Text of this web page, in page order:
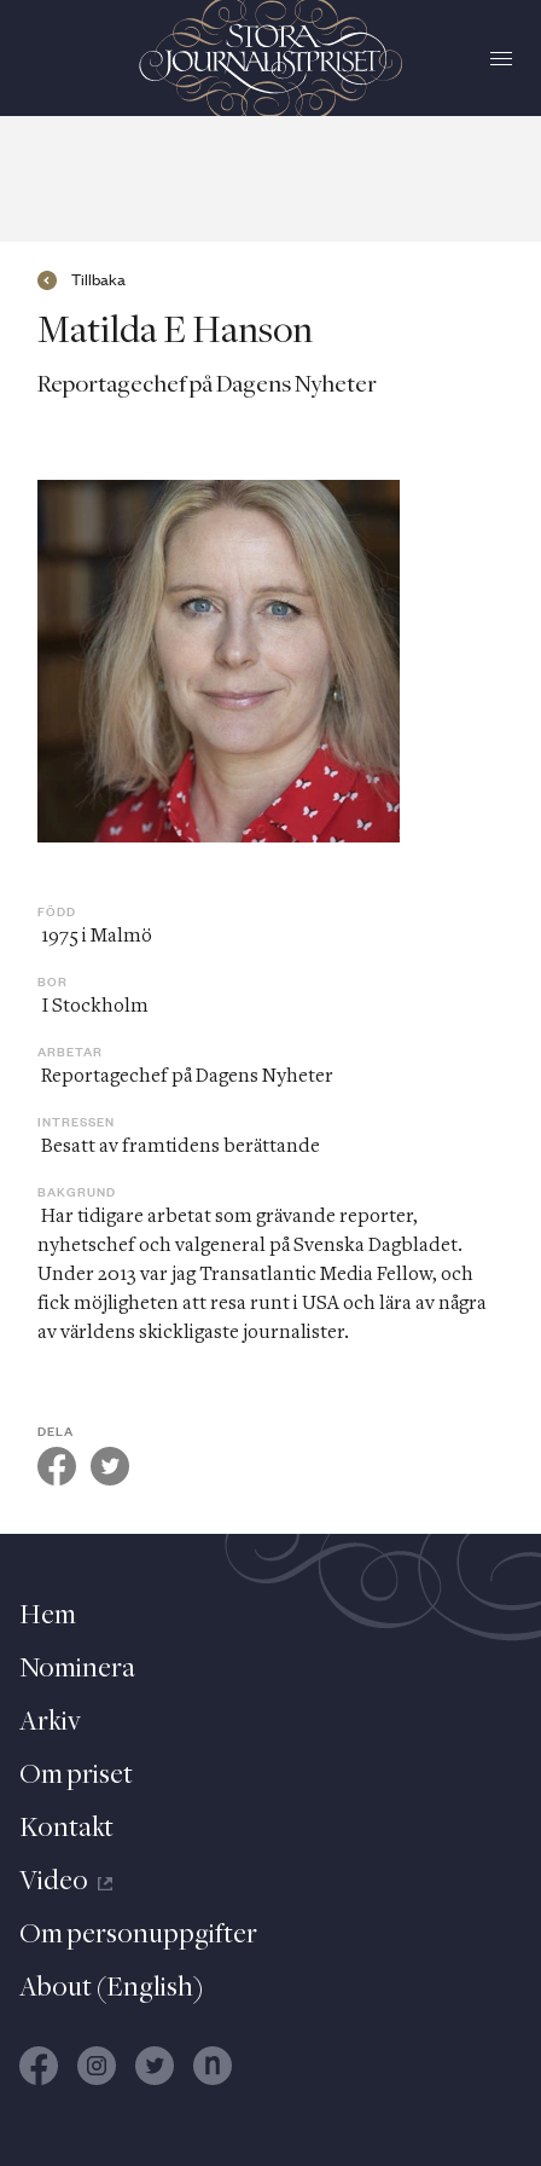
Matilda E Hanson
Reportagechef på Dagens Nyheter
FÖDD
1975 i Malmö
BOR
I Stockholm
ARBETAR
Reportagechef på Dagens Nyheter
INTRESSEN
Besatt av framtidens berättande
BAKGRUND
nyhetschef och valgeneral på Svenska Dagbladet.
Under 2013 var jag Transatlantic Media Fellow, och
fick möjligheten att resa runt i USA och lära av några
av världens skickligaste journalister.
Tillbaka
DELA
Hem
Nominera
Arkiv
Om priset
Kontakt
Video
Om personuppgifter
About (English)